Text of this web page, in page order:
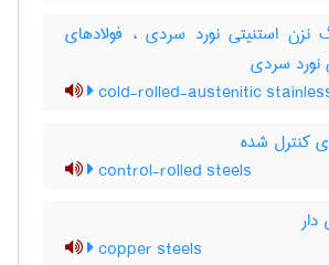
نزن استنیتی نورد سردی ، فولادهای
نورد سردی
cold-rolled-austenitic
کنترل شده
control-rolled steels
copper steels